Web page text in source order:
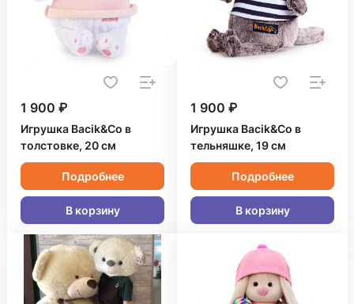
1 900 ₽
Игрушка Bacik&Co в
толстовке, 20 см
Подробнее
В корзину
1 900 ₽
Игрушка Bacik&Co в
тельняшке, 19 см
Подробнее
В корзину